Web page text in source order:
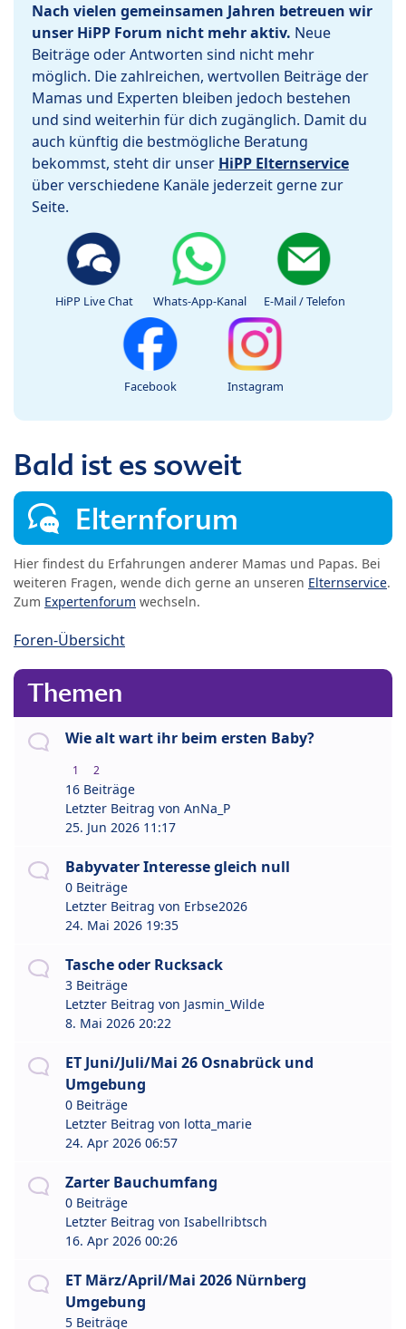
Nach vielen gemeinsamen Jahren betreuen wir
unser HiPP Forum nicht mehr aktiv. Neue
Beiträge oder Antworten sind nicht mehr
möglich. Die zahlreichen, wertvollen Beiträge der
Mamas und Experten bleiben jedoch bestehen
und sind weiterhin für dich zugänglich. Damit du
auch künftig die bestmögliche Beratung
bekommst, steht dir unser HiPP Elternservice
über verschiedene Kanäle jederzeit gerne zur
Seite.
HiPP Live Chat Whats-App-Kanal E-Mail / Telefon
Facebook Instagram
Bald ist es soweit
Elternforum
Hier findest du Erfahrungen anderer Mamas und Papas. Bei
weiteren Fragen, wende dich gerne an unseren Elternservice.
Zum Expertenforum wechseln.
Foren-Übersicht
Themen
Wie alt wart ihr beim ersten Baby?
1 2
16 Beiträge
Letzter Beitrag von AnNa_P
25. Jun 2026 11:17
Babyvater Interesse gleich null
0 Beiträge
Letzter Beitrag von Erbse2026
24. Mai 2026 19:35
Tasche oder Rucksack
3 Beiträge
Letzter Beitrag von Jasmin_Wilde
8. Mai 2026 20:22
ET Juni/Juli/Mai 26 Osnabrück und
Umgebung
0 Beiträge
Letzter Beitrag von lotta_marie
24. Apr 2026 06:57
Zarter Bauchumfang
0 Beiträge
Letzter Beitrag von Isabellribtsch
16. Apr 2026 00:26
ET März/April/Mai 2026 Nürnberg
Umgebung
5 Beiträge